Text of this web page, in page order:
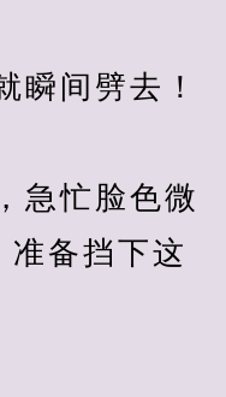
间劈去！
忙脸色微
准备挡下这